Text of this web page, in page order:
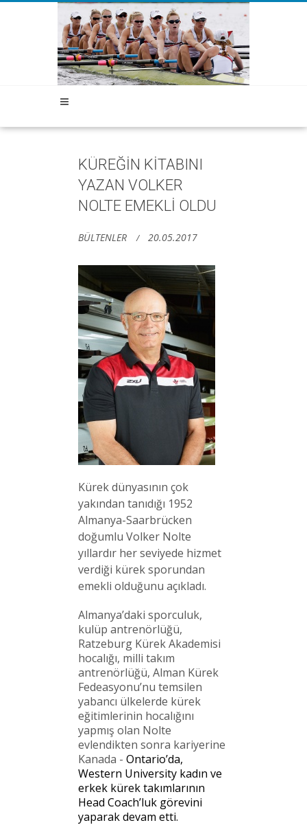
KÜREĞİN KİTABINI
YAZAN VOLKER
NOLTE EMEKLİ OLDU
BÜLTENLER 20.05.2017
Kürek dünyasının çok
yakından tanıdığı 1952
Almanya-Saarbrücken
doğumlu Volker Nolte
yıllardır her seviyede hizmet
verdiği kürek sporundan
emekli olduğunu açıkladı.
Almanya’daki sporculuk,
kulüp antrenörlüğü,
Ratzeburg Kürek Akademisi
hocalığı, milli takım
antrenörlüğü, Alman Kürek
Fedeasyonu’nu temsilen
yabancı ülkelerde kürek
eğitimlerinin hocalığını
yapmış olan Nolte
evlendikten sonra kariyerine
Kanada - Ontario’da,
Western University kadın ve
erkek kürek takımlarının
Head Coach’luk görevini
yaparak devam etti.